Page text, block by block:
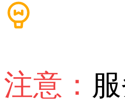
注意：